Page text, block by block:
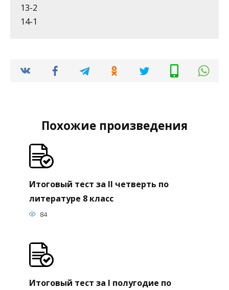
13-2
14-1
Похожие произведения
Итоговый тест за II четверть по
литературе 8 класс
84
Итоговый тест за I полугодие по